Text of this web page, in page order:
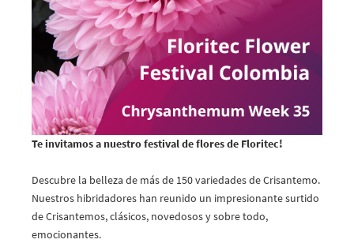
Te invitamos a nuestro festival de flores de Floritec!
Descubre la belleza de más de 150 variedades de Crisantemo.
Nuestros hibridadores han reunido un impresionante surtido
de Crisantemos, clásicos, novedosos y sobre todo,
emocionantes.